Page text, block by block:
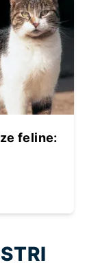
feline: